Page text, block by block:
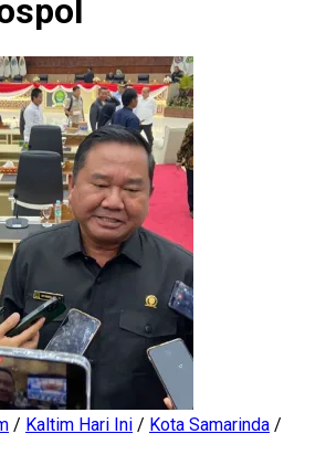
/ Kaltim Hari Ini / Kota Samarinda /